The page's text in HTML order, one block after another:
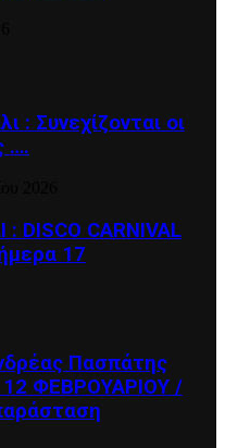
: Συνεχίζονται οι
….
CARNIVAL
17
Πασπάτης
ΦΕΒΡΟΥΑΡΙΟΥ /